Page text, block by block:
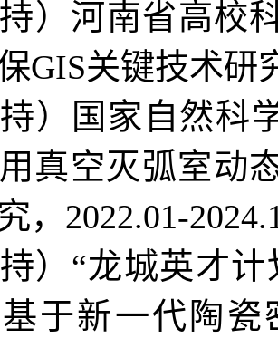
） 河南省高校
GIS关键技术研
持）国家自然科
真空灭弧室动
， 2022.01-2024.
） “龙城英才
基于新一代陶